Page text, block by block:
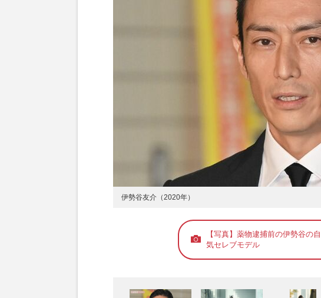
伊勢谷友介（2020年）
【写真】薬物逮捕前の伊勢谷の
気セレブモデル